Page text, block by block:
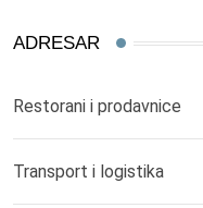
ADRESAR
Restorani i prodavnice
Transport i logistika